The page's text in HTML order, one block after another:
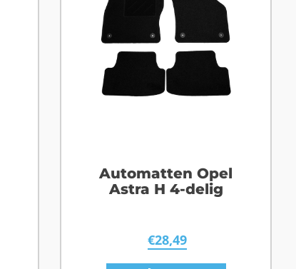
Automatten Opel
Astra H 4-delig
€28,49